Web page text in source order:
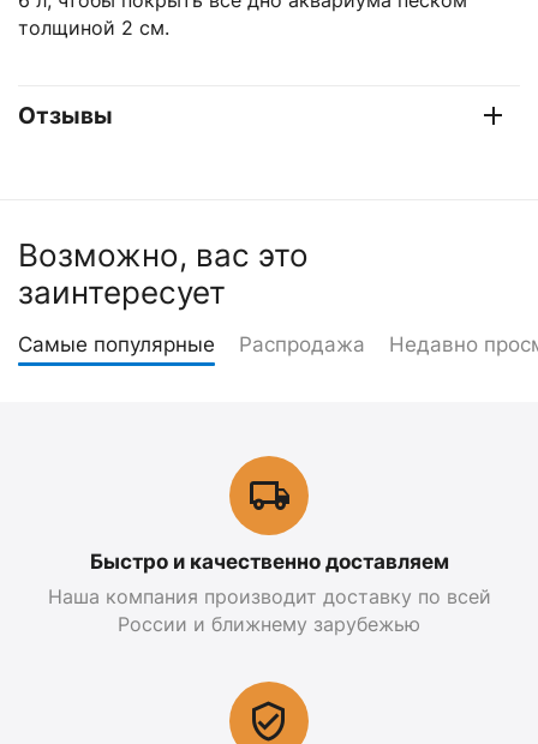
толщиной 2 см.
Отзывы
Возможно, вас это
заинтересует
Самые популярные Распродажа Недавно
Быстро и качественно доставляем
Наша компания производит доставку по всей
России и ближнему зарубежью